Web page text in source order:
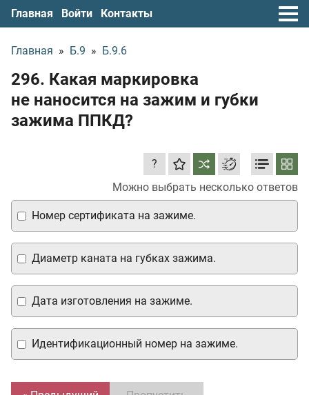
Главная Войти Контакты
Главная » Б.9 » Б.9.6
296. Какая маркировка
не наносится на зажим и губки
зажима ППКД?
Можно выбрать несколько ответов
?
Идентификационный номер на зажиме.
Диаметр каната на губках зажима.
Дата изготовления на зажиме.
Номер сертификата на зажиме.